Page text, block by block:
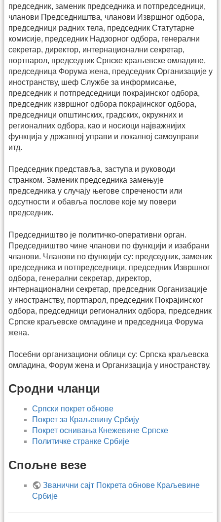
председник, заменик председника и потпредседници,
чланови Председништва, чланови Извршног одбора,
председници радних тела, председник Статутарне
комисије, председник Надзорног одбора, генерални
секретар, директор, интернационални секретар,
портпарол, председник Српске краљевске омладине,
председница Форума жена, председник Организације у
иностранству, шеф Службе за информисање,
председник и потпредседници покрајинског одбора,
председник извршног одбора покрајинског одбора,
председници општинских, градских, окружних и
регионалних одбора, као и носиоци најважнијих
функција у државној управи и локалној самоуправи
итд.
Председник представља, заступа и руководи
странком. Заменик председника замењује
председника у случају његове спречености или
одсутности и обавља послове које му повери
председник.
Председништво је политичко-оперативни орган.
Председништво чине чланови по функцији и изабрани
чланови. Чланови по функцији су: председник, заменик
председника и потпредседници, председник Извршног
одбора, генерални секретар, директор,
интернационални секретар, председник Организације
у иностранству, портпарол, председник Покрајинског
одбора, председници регионалних одбора, председник
Српске краљевске омладине и председница Форума
жена.
Посебни организациони облици су: Српска краљевска
омладина, Форум жена и Организација у иностранству.
Сродни чланци
Српски покрет обнове
Покрет за Краљевину Србију
Покрет оснивања Кнежевине Српске
Политичке странке Србије
Спољне везе
Званични сајт Покрета обнове Краљевине
Србије